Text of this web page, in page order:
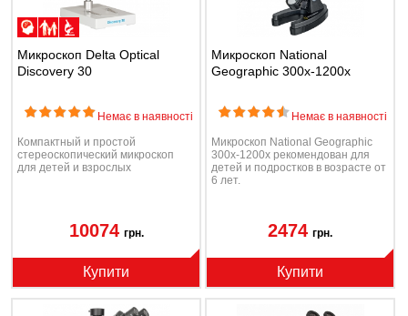
Микроскоп Delta Optical
Discovery 30
Немає в наявності
Компактный и простой
стереоскопический микроскоп
для детей и взрослых
10074 грн.
Купити
Микроскоп National
Geographic 300x-1200x
Немає в наявності
Микроскоп National Geographic
300x-1200x рекомендован для
детей и подростков в возрасте от
6 лет.
2474 грн.
Купити